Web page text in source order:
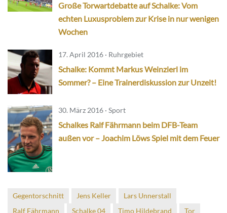
Große Torwartdebatte auf Schalke: Vom
echten Luxusproblem zur Krise in nur wenigen
Wochen
17. April 2016 · Ruhrgebiet
Schalke: Kommt Markus Weinzierl im
Sommer? – Eine Trainerdiskussion zur Unzeit!
30. März 2016 · Sport
Schalkes Ralf Fährmann beim DFB-Team
außen vor – Joachim Löws Spiel mit dem Feuer
Gegentorschnitt Jens Keller
Lars Unnerstall
Ralf Fährmann
Schalke 04 Timo Hildebrand
Tor